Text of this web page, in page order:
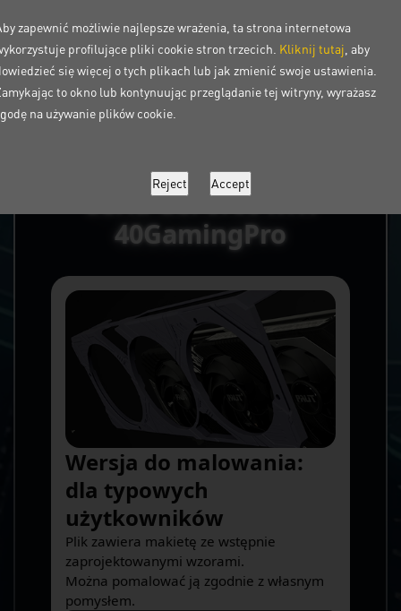
zapewnić możliwie najlepsze wrażenia, ta strona internetowa
profilujące pliki cookie stron trzecich. Kliknij tutaj , aby
się więcej o tych plikach lub jak zmienić swoje ustawienia.
to okno lub kontynuując przeglądanie tej witryny, wyrażasz
na używanie plików cookie.
Pobierz
Seria GeForce RTX
40GamingPro
Wersja do malowania:
dla typowych
użytkowników
Plik zawiera makietę ze wstępnie
zaprojektowanymi wzorami.
Można pomalować ją zgodnie z własnym
pomysłem.